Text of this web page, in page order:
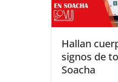
Hallan
signos de
Soacha